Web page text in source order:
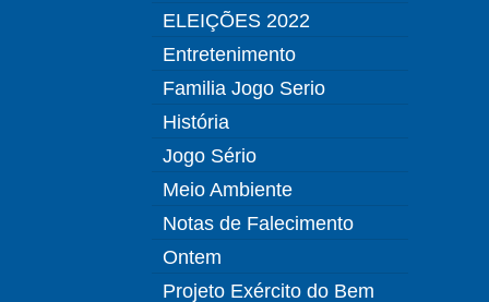
ELEIÇÕES 2022
Entretenimento
Familia Jogo Serio
História
Jogo Sério
Meio Ambiente
Notas de Falecimento
Ontem
Projeto Exército do Bem